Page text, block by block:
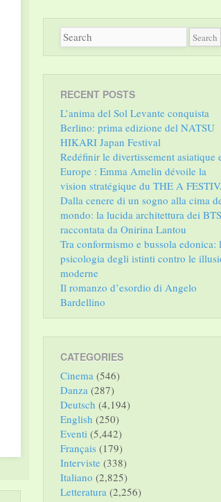
RECENT POSTS
L’anima del Sol Levante conquista
Berlino: prima edizione del NATSU
HIKARI Japan Festival
Redéfinir le divertissement asiatique
Europe : Emma Amelin dévoile la
vision stratégique du THE A
Dalla cenere di un sogno alla cima
mondo: la lucida architettura dei BTS
raccontata da Onirina Lantou
Tra conformismo e bussola edonica:
psicologia degli istinti contro le
moderne
Il romanzo d’esordio di Angelo
Bardellino
CATEGORIES
Cinema (546)
Danza (287)
Deutsch (4,194)
English (250)
Eventi (5,442)
Français (179)
Interviste (338)
Italiano (2,825)
Letteratura (2,256)